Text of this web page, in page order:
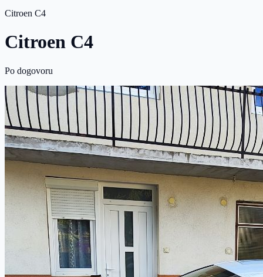
Citroen C4
Citroen C4
Po dogovoru